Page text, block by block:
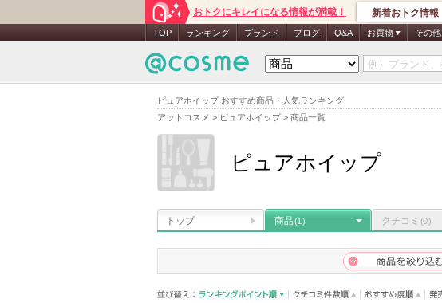
ピュアホイップ おすすめ商品・人気ランキング
アットコスメ > ピュアホイップ> 商品一覧
おトクにキレイになる情報が満載！ 新着おトク情報
TOP ランキング ブランド ブログ Q&A お買物 その他
ピュアホイップ
トップ 商品(1) クチコミ (0)